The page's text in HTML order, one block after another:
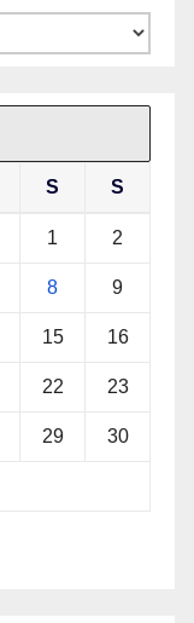
S S
1 2
8 9
15 16
22 23
29 30